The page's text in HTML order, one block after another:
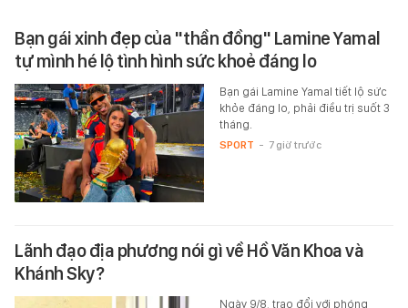
Bạn gái xinh đẹp của "thần đồng" Lamine Yamal
tự mình hé lộ tình hình sức khoẻ đáng lo
Bạn gái Lamine Yamal tiết lộ sức
khỏe đáng lo, phải điều trị suốt 3
tháng.
SPORT - 7 giờ trước
Lãnh đạo địa phương nói gì về Hồ Văn Khoa và
Khánh Sky?
Ngày 9/8, trao đổi với phóng